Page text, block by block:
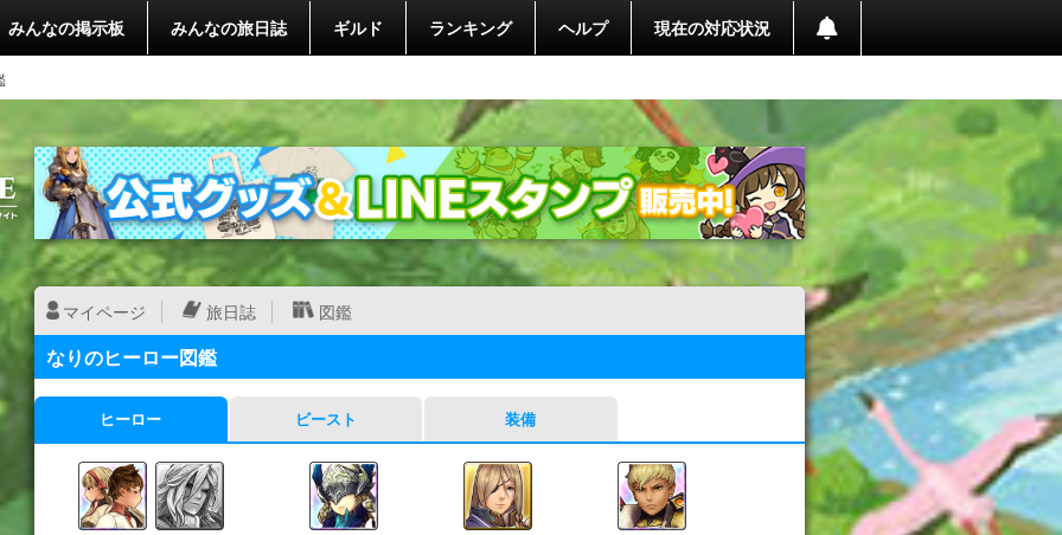
みんなの掲示板 みんなの旅日誌 ギルド ランキング ヘルプ 現在の対応状況
マイページ 旅日誌 図鑑
なりのヒーロー図鑑
ヒーロー ビースト 装備